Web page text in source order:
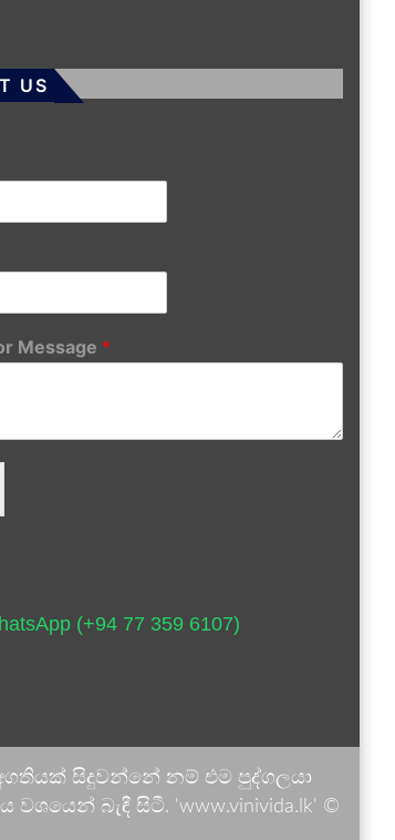
US
Message *
(+94 77 359 6107)
සිදුවන්නේ නම් එම පුද්ගලයා
බැඳී සිටී. 'www.vinivida.lk' ©